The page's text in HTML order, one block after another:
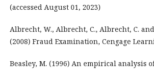
(accessed August 01, 2023)
Albrecht, W., Albrecht, C., Albrecht, C.
(2008) Fraud Examination, Cengage
Beasley, M. (1996) An empirical analysis